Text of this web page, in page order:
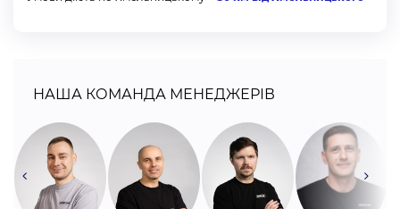
через Приват24
покупка частинами під 0% від monobank
криптовалютою (USDT, BTC, SOL, ETH, FDUSD, USDC,
BNB, POL)
НАША КОМАНДА МЕНЕДЖЕРІВ